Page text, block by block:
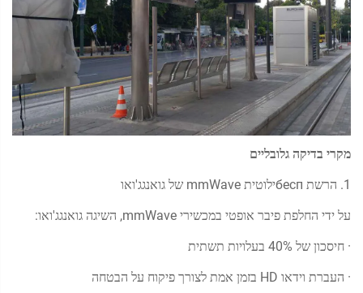
מקרי בדיקה גלובליים
1. הרשת беспילוטית mmWave של גואנגג'ואו
על ידי החלפת פיבר אופטי במכשירי mmWave, השיגה גואנגג'ואו:
· חיסכון של 40% בעלויות תשתית
· העברת וידאו HD בזמן אמת לצורך פיקוח על הבטחה